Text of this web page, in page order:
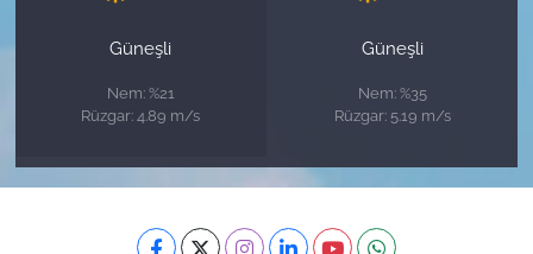
Güneşli
Nem: %21
Rüzgar: 4.89 m/s
Güneşli
Nem: %35
Rüzgar: 5.19 m/s